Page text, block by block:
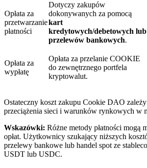
Pożyczki
Usługa pożyczek wspieranych
Automatyczna inwestycja
Opłata za
przetwarzanie
płatności
Dotyczy zakupów
dokonywanych za pomocą
kart
kredytowych/debetowych lub
przelewów bankowych.
Opłata za
wypłatę
Opłata za przelanie COOKIE
do zewnętrznego portfela
kryptowalut.
Ostateczny koszt zakupu Cookie DAO zależy
przeciążenia sieci i warunków rynkowych w
Wskazówki: Różne metody płatności mogą
opłat. Użytkownicy szukający niższych
przelewy bankowe lub handel spot ze
USDT lub USDC.